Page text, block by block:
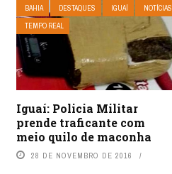
BAHIA DESTAQUES IGUAÍ
NOTÍCIAS
TEMPO REAL
Iguaí: Policia Militar
prende traficante com
meio quilo de maconha
28 DE NOVEMBRO DE 2016